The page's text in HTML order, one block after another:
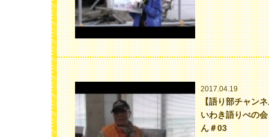
2017.04.19
【語り部チャン
いわき語りべの
ん＃03